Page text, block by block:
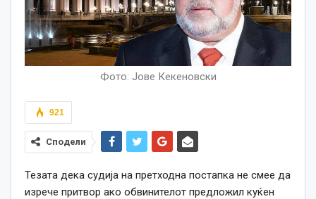
Фото: Јове Кекеновски
921
Сподели
Тезата дека судија на претходна постапка не смее да
изрече притвор ако обвинителот предложил куќен